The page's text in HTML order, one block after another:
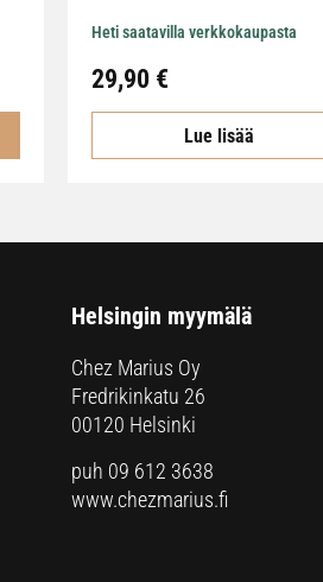
Heti saatavilla verkkokaupasta
29,90 €
Lue lisää
Helsingin myymälä
Chez Marius Oy
Fredrikinkatu 26
00120 Helsinki
puh 09 612 3638
www.chezmarius.fi